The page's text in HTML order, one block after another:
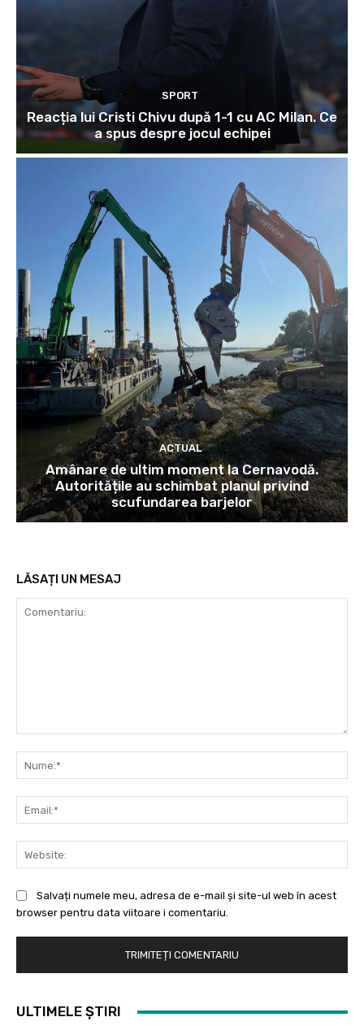
SPORT
Reacția lui Cristi Chivu după 1-1 cu AC Milan. Ce
a spus despre jocul echipei
ACTUAL
Amânare de ultim moment la Cernavodă.
Autoritățile au schimbat planul privind
scufundarea barjelor
LĂSAȚI UN MESAJ
Salvați numele meu, adresa de e-mail și site-ul web în acest
browser pentru data viitoare i comentariu.
ULTIMELE ȘTIRI